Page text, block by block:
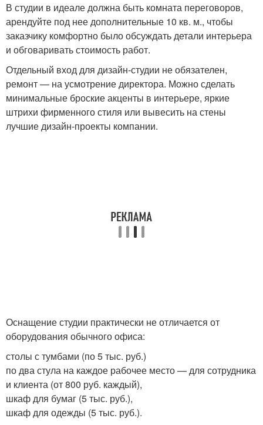
В студии в идеале должна быть комната переговоров,
арендуйте под нее дополнительные 10 кв. м., чтобы
заказчику комфортно было обсуждать детали интерьера
и обговаривать стоимость работ.
Отдельный вход для дизайн-студии не обязателен,
ремонт — на усмотрение директора. Можно сделать
минимальные броские акценты в интерьере, яркие
штрихи фирменного стиля или вывесить на стены
лучшие дизайн-проекты компании.
Оснащение студии практически не отличается от
оборудования обычного офиса:
столы с тумбами (по 5 тыс. руб.)
по два стула на каждое рабочее место — для сотрудника
и клиента (от 800 руб. каждый),
шкаф для бумаг (5 тыс. руб.),
шкаф для одежды (5 тыс. руб.).